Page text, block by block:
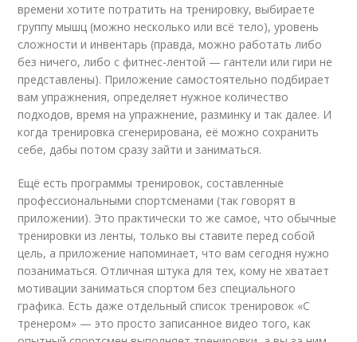
времени хотите потратить на тренировку, выбираете
группу мышц (можно несколько или всё тело), уровень
сложности и инвентарь (правда, можно работать либо
без ничего, либо с фитнес-лентой — гантели или гири не
представлены). Приложение самостоятельно подбирает
вам упражнения, определяет нужное количество
подходов, время на упражнение, разминку и так далее. И
когда тренировка сгенерирована, её можно сохранить
себе, дабы потом сразу зайти и заниматься.
Ещё есть программы тренировок, составленные
профессиональными спортсменами (так говорят в
приложении). Это практически то же самое, что обычные
тренировки из ленты, только вы ставите перед собой
цель, а приложение напоминает, что вам сегодня нужно
позаниматься. Отличная штука для тех, кому не хватает
мотивации заниматься спортом без специального
графика. Есть даже отдельный список тренировок «С
тренером» — это просто записанное видео того, как